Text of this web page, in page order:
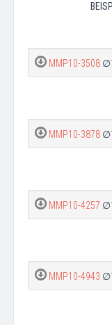
MMP10-3508
MMP10-3878
MMP10-4257
MMP10-4943